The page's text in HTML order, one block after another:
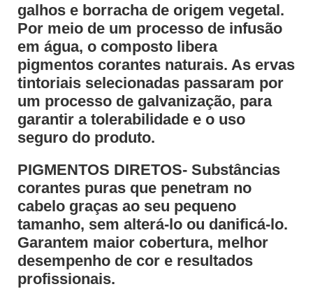
galhos e borracha de origem vegetal.
Por meio de um processo de infusão
em água, o composto libera
pigmentos corantes naturais. As ervas
tintoriais selecionadas passaram por
um processo de galvanização, para
garantir a tolerabilidade e o uso
seguro do produto.
PIGMENTOS DIRETOS- Substâncias
corantes puras que penetram no
cabelo graças ao seu pequeno
tamanho, sem alterá-lo ou danificá-lo.
Garantem maior cobertura, melhor
desempenho de cor e resultados
profissionais.